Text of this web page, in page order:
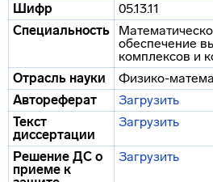
Шифр
05.13.11
Специальность
обеспечение
комплексов и
Отрасль науки
Физико-
Автореферат
Загрузить
Текст
диссертации
Загрузить
Решение ДС о
приеме к
Загрузить